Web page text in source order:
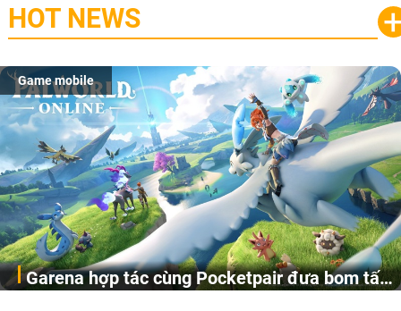
HOT NEWS
Game mobile
Garena hợp tác cùng Pocketpair đưa bom tấn